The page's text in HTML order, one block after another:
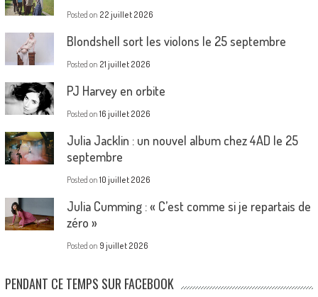
Posted on 22 juillet 2026
Blondshell sort les violons le 25 septembre
Posted on 21 juillet 2026
PJ Harvey en orbite
Posted on 16 juillet 2026
Julia Jacklin : un nouvel album chez 4AD le 25
septembre
Posted on 10 juillet 2026
Julia Cumming : « C’est comme si je repartais de
zéro »
Posted on 9 juillet 2026
PENDANT CE TEMPS SUR FACEBOOK